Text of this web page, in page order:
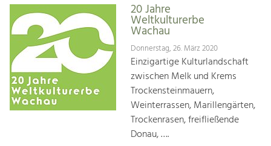
20 Jahre
Weltkulturerbe
Wachau
Donnerstag, 26. März 2020
Einzigartige Kulturlandschaft
zwischen Melk und Krems
Trockensteinmauern,
Weinterrassen, Marillengärten,
Trockenrasen, freifließende
Donau, ….